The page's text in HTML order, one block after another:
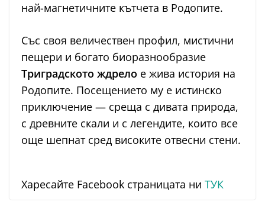
най-магнетичните кътчета в Родопите.
Със своя величествен профил, мистични
пещери и богато биоразнообразие
Триградското ждрело е жива история на
Родопите. Посещението му е истинско
приключение — среща с дивата природа,
с древните скали и с легендите, които все
още шепнат сред високите отвесни стени.
Харесайте Facebook страницата ни ТУК